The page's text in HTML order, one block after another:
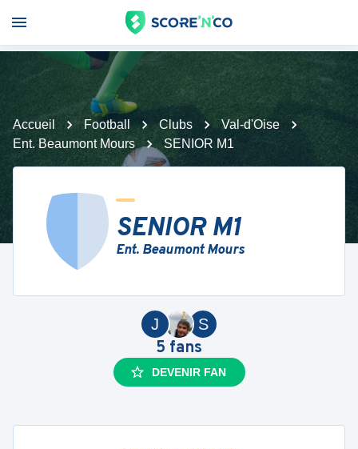
Accueil Football Clubs
Val-d'Oise
Ent. Beaumont Mours
SENIOR M1
SENIOR M1
Ent. Beaumont Mours
S
J
5 fans
DEVENIR FAN